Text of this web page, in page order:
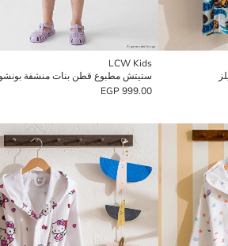
LCW Kids
ستيتش مطبوع قطن بنات منشفة
999.00 EGP